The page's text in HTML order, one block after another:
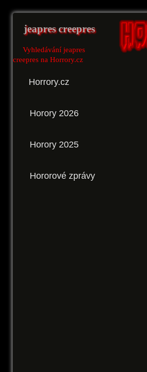
jeapres creepres
Vyhledávání jeapres
creepres na Horrory.cz
Horrory.cz
Horory 2026
Horory 2025
Hororové zprávy